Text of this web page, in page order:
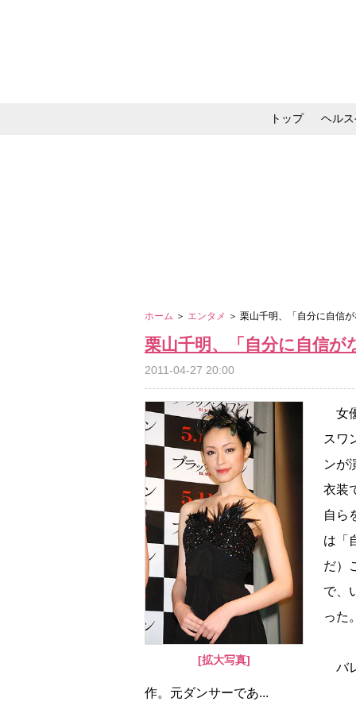
トップ ヘル
ホーム ＞ エンタメ ＞ 栗山千明、「自分に自信
栗山千明、「自分に自信が
2011-04-27 20:00
[拡大写真]
女
スワ
ンが
衣装
自ら
は「
だ）
で、
った
バ
作。元ダンサーであ...